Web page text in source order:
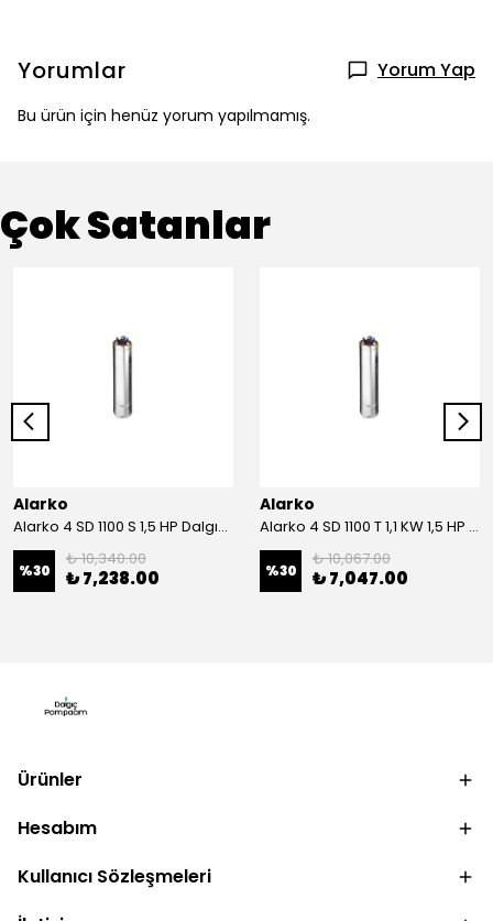
Yorumlar Yorum Yap
Bu ürün için henüz yorum yapılmamış.
Çok Satanlar
Alarko
Alarko 4 SD 1100 S 1,5 HP Dalgıç Motor
%30
₺ 10,340.00
₺ 7,238.00
Alarko
Alarko 4 SD 1100 T 1,1 KW 1,5 HP Dalgıç Motor
%30
₺ 10,067.00
₺ 7,047.00
Ürünler
Hesabım
Kullanıcı Sözleşmeleri